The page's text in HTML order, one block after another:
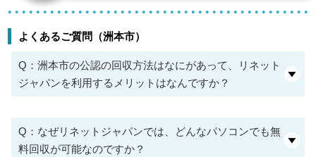
よくあるご質問（洲本市）
Q：洲本市の公認の回収方法はなにがあって、リネット
ジャパンを利用するメリットはなんですか？
Q：なぜリネットジャパンでは、どんなパソコンでも無
料回収が可能なのですか？